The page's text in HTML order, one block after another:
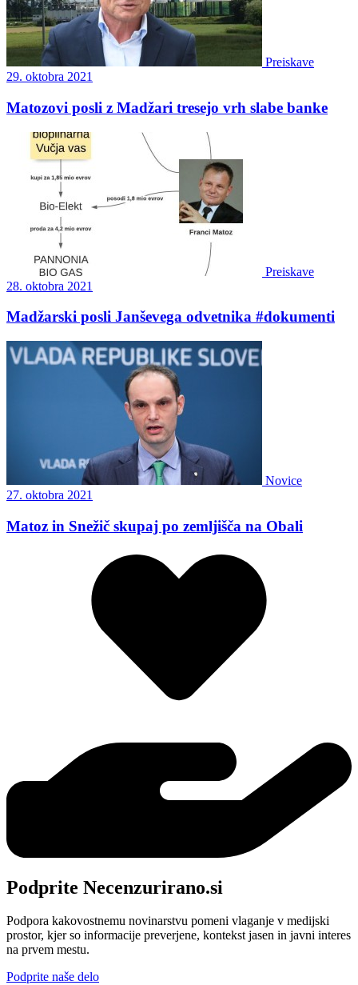
Preiskave
29. oktobra 2021
Matozovi posli z Madžari tresejo vrh slabe banke
Preiskave
28. oktobra 2021
Madžarski posli Janševega odvetnika #dokumenti
Novice
27. oktobra 2021
Matoz in Snežič skupaj po zemljišča na Obali
Podprite Necenzurirano.si
Podpora kakovostnemu novinarstvu pomeni vlaganje v medijski
prostor, kjer so informacije preverjene, kontekst jasen in javni interes
na prvem mestu.
Podprite naše delo